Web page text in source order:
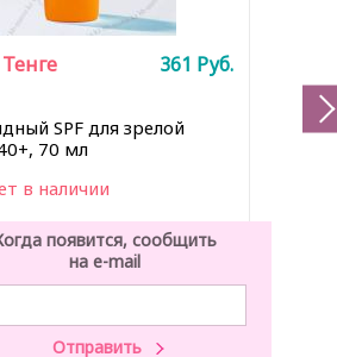
SPF для зрелой
70 мл
в наличии
Тенге 361 Руб.
появится, сообщить
на e-mail